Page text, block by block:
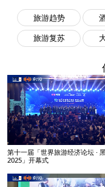
旅游趋势
旅游复苏
第十一届「世界旅游经济论坛 ·
2025」开幕式